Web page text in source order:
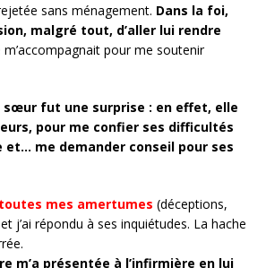
sans ménagement. Dans la foi,
malgré tout, d’aller lui rendre
m’accompagnait pour me soutenir
sœur fut une surprise : en effet, elle
pour me confier ses difficultés
et… me demander conseil pour ses
mes amertumes (déceptions,
j’ai répondu à ses inquiétudes. La hache
m’a présentée à l’infirmière en lui